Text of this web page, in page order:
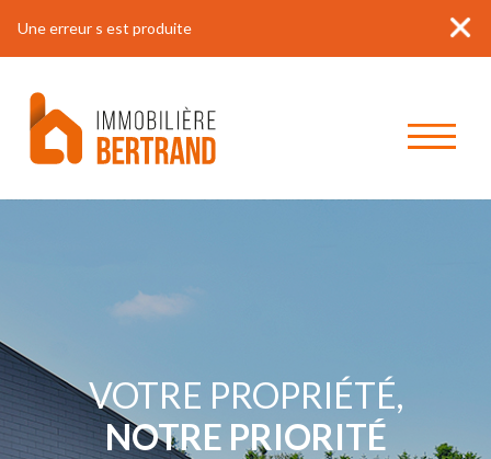
Une erreur s est produite
VOTRE PROPRIÉTÉ,
NOTRE PRIORITÉ